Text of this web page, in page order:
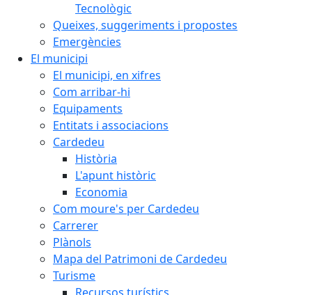
Tecnològic
Queixes, suggeriments i propostes
Emergències
El municipi
El municipi, en xifres
Com arribar-hi
Equipaments
Entitats i associacions
Cardedeu
Història
L'apunt històric
Economia
Com moure's per Cardedeu
Carrerer
Plànols
Mapa del Patrimoni de Cardedeu
Turisme